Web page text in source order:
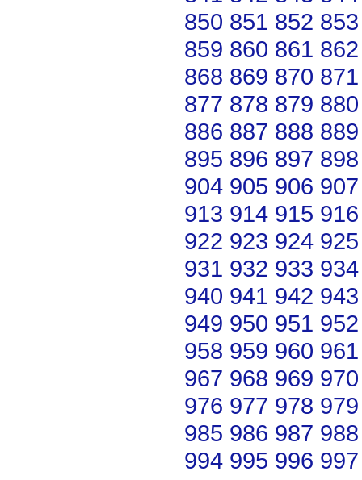
850 851 852 853
859 860 861 862
868 869 870 871
877 878 879 880
886 887 888 889
895 896 897 898
904 905 906 907
913 914 915 916
922 923 924 925
931 932 933 934
940 941 942 943
949 950 951 952
958 959 960 961
967 968 969 970
976 977 978 979
985 986 987 988
994 995 996 997